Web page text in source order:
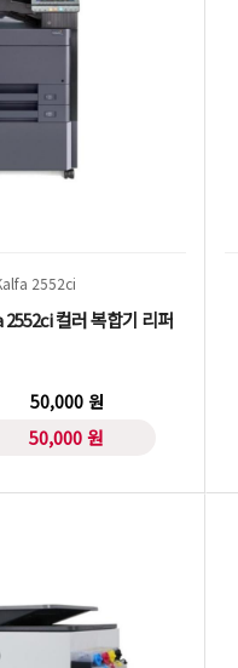
2552ci
컬러 복합기 리퍼
50,000 원
50,000 원